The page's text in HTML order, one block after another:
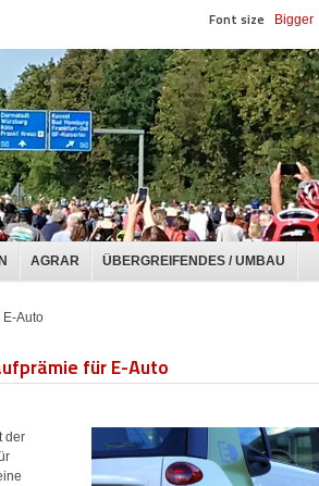
AGRAR ÜBERGREIFENDES / UMBAU
Font size Bigger
E-Auto
für E-Auto
der